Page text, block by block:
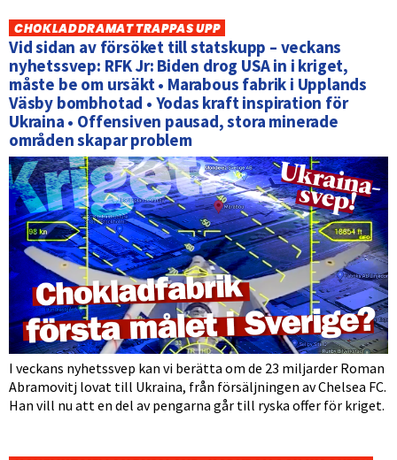
CHOKLADDRAMAT TRAPPAS UPP
Vid sidan av försöket till statskupp – veckans
nyhetssvep: RFK Jr: Biden drog USA in i kriget,
måste be om ursäkt • Marabous fabrik i Upplands
Väsby bombhotad • Yodas kraft inspiration för
Ukraina • Offensiven pausad, stora minerade
områden skapar problem
I veckans nyhetssvep kan vi berätta om de 23 miljarder Roman
Abramovitj lovat till Ukraina, från försäljningen av Chelsea FC.
Han vill nu att en del av pengarna går till ryska offer för kriget.